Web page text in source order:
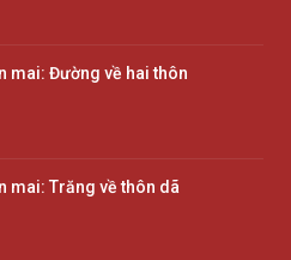
mai: Đường về hai thôn
mai: Trăng về thôn dã